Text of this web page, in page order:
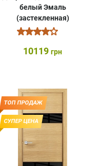
белый Эмаль
(застекленная)
10119 грн
ТОП ПРОДАЖ
СУПЕР ЦЕНА